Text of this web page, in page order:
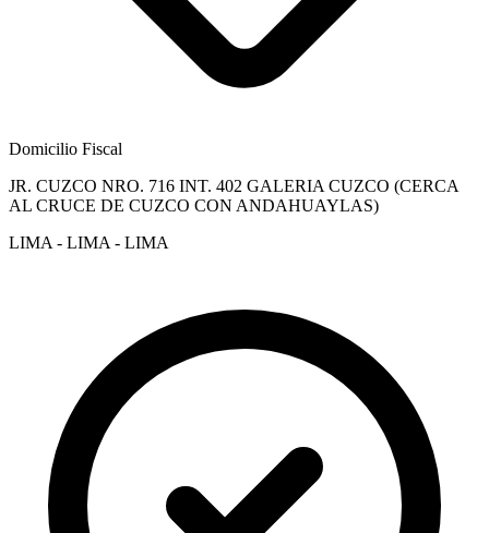
Domicilio Fiscal
JR. CUZCO NRO. 716 INT. 402 GALERIA CUZCO (CERCA
AL CRUCE DE CUZCO CON ANDAHUAYLAS)
LIMA - LIMA - LIMA